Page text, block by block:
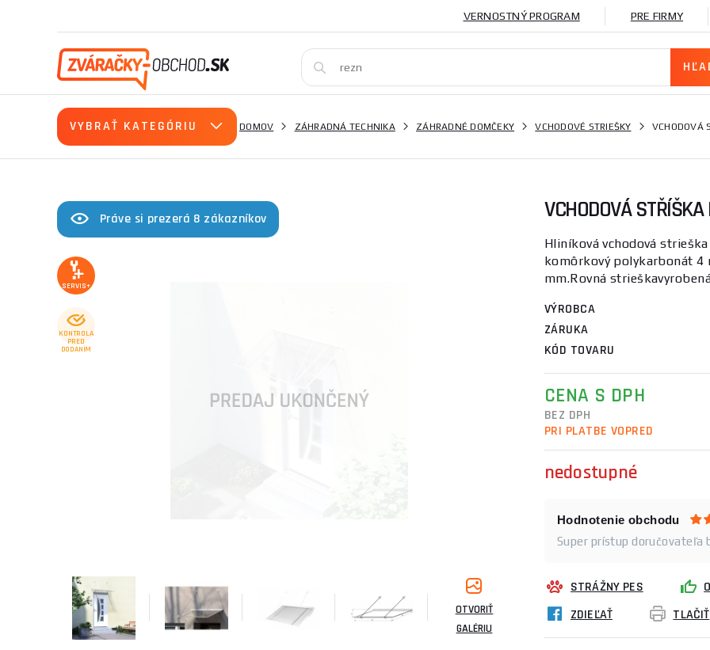
VERNOSTNÝ PROGRAM PRE FIRMY
VYBRAŤ KATEGÓRIU DOMOV ZÁHRADNÁ TECHNIKA ZÁHRADNÉ DOMČEKY VCHODOVÉ STRIEŠKY VCHODOVÁ
Práve si prezerá 8 zákazníkov
SERVIS+
KONTROLA
PRED
DODANÍM
OTVORIŤ
GALÉRIU
VCHODOVÁ
Hliníková vchodová
komôrkový polykarbonát 4
mm.Rovná
VÝROBCA
ZÁRUKA
KÓD TOVARU
CENA S DPH
BEZ DPH
PRI PLATBE VOPRED
nedostupné
Hodnotenie obchodu
Super prístup doručovateľa
STRÁŽNY PES
ZDIEĽAŤ
TLAČIŤ